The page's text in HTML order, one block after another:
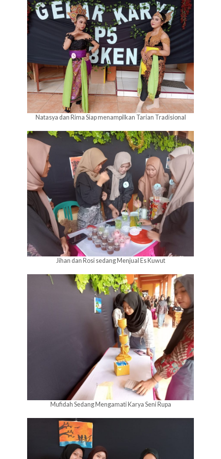
Natasya dan Rima Siap menampilkan Tarian Tradisional
Jihan dan Rosi sedang Menjual Es Kuwut
Mufidah Sedang Mengamati Karya Seni Rupa